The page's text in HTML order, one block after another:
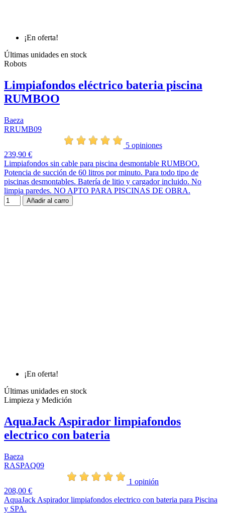
¡En oferta!
Últimas unidades en stock
Robots
Limpiafondos eléctrico bateria piscina
RUMBOO
Baeza
RRUMB09
5 opiniones
239,90 €
Limpiafondos sin cable para piscina desmontable RUMBOO.
Potencia de succión de 60 litros por minuto. Para todo tipo de
piscinas desmontables. Batería de litio y cargador incluido. No
limpia paredes. NO APTO PARA PISCINAS DE OBRA.
Añadir al carro
¡En oferta!
Últimas unidades en stock
Limpieza y Medición
AquaJack Aspirador limpiafondos
electrico con bateria
Baeza
RASPAQ09
1 opinión
208,00 €
AquaJack Aspirador limpiafondos electrico con bateria para Piscina
y SPA.